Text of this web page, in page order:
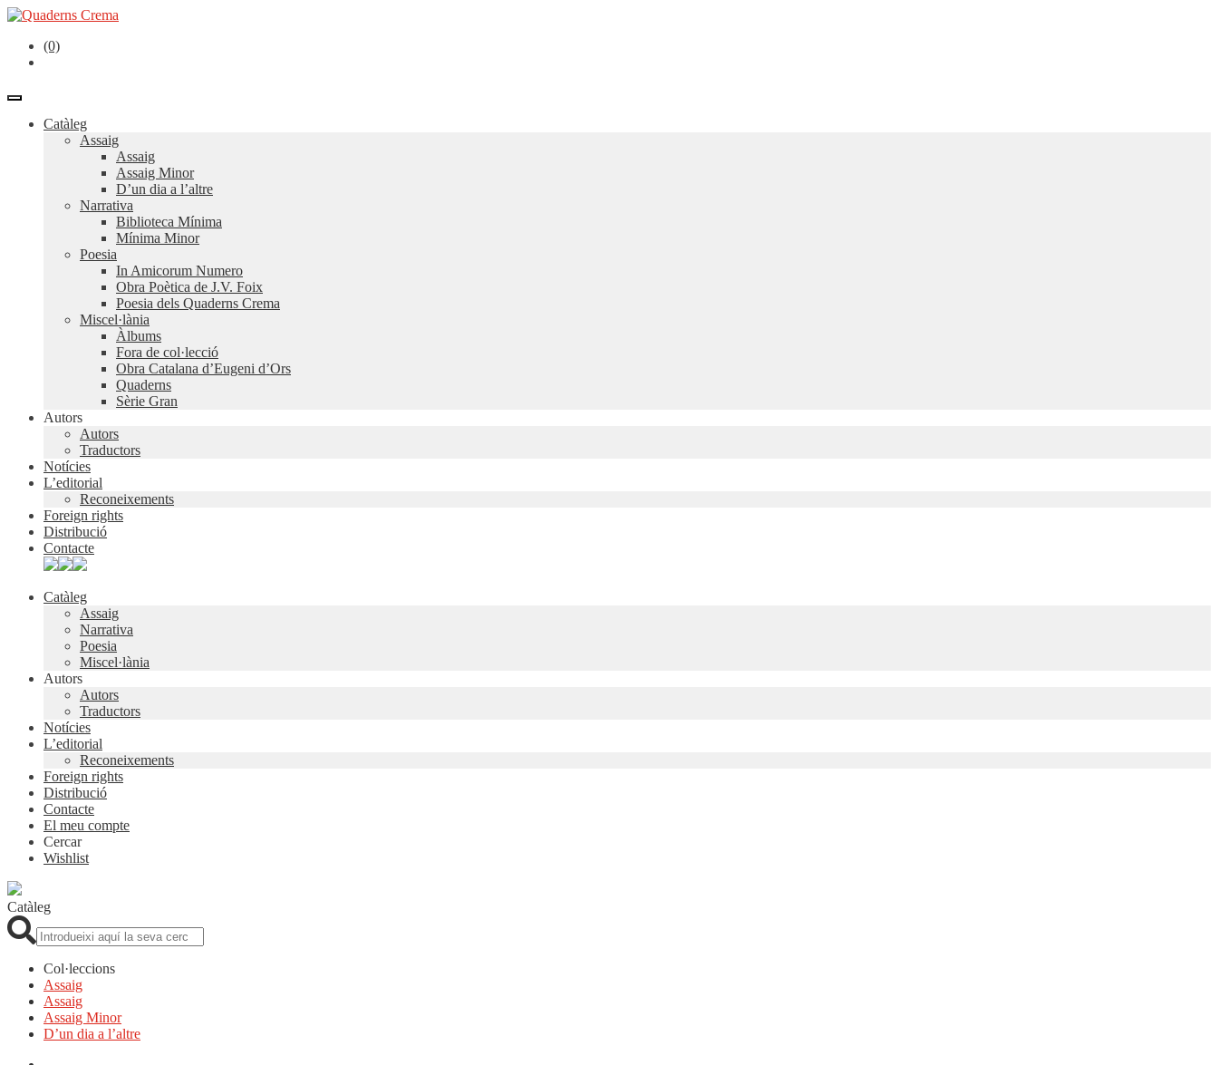
(0)
Catàleg
Assaig
Assaig
Assaig Minor
D’un dia a l’altre
Narrativa
Biblioteca Mínima
Mínima Minor
Poesia
In Amicorum Numero
Obra Poètica de J.V. Foix
Poesia dels Quaderns Crema
Miscel·lània
Àlbums
Fora de col·lecció
Obra Catalana d’Eugeni d’Ors
Quaderns
Sèrie Gran
Autors
Autors
Traductors
Notícies
L’editorial
Reconeixements
Foreign rights
Distribució
Contacte
Catàleg
Assaig
Narrativa
Poesia
Miscel·lània
Autors
Autors
Traductors
Notícies
L’editorial
Reconeixements
Foreign rights
Distribució
Contacte
El meu compte
Cercar
Wishlist
Catàleg
Col·leccions
Assaig
Assaig
Assaig Minor
D’un dia a l’altre